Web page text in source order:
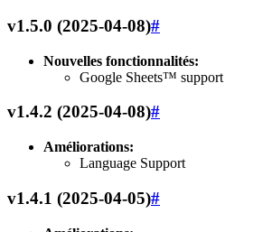
v1.5.0 (2025-04-08)#
Nouvelles fonctionnalités:
Google Sheets™ support
v1.4.2 (2025-04-08)#
Améliorations:
Language Support
v1.4.1 (2025-04-05)#